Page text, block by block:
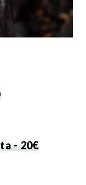
- 20€